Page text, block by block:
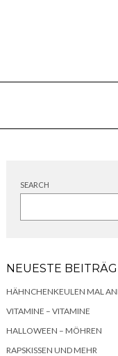
SEARCH
NEUESTE
HÄHNCHENKEULEN MAL
VITAMINE – VITAMINE
HALLOWEEN – MÖHREN
RAPSKISSEN UND MEHR